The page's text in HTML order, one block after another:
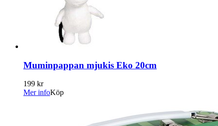
Muminpappan mjukis Eko 20cm
199 kr
Mer infoKöp